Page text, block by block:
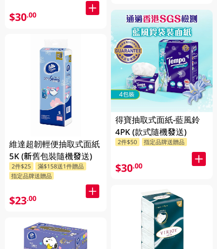
$30.00
維達超韌輕便抽取式面紙
5K (新舊包裝隨機發送)
2件$25
滿$158送1件贈品
指定品牌送贈品
$23.00
得寶抽取式面紙-藍風鈴
4PK (款式隨機發送)
2件$50 指定品牌送贈品
$30.00